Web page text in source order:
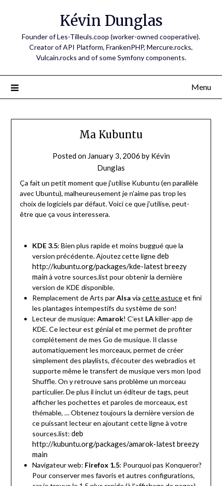
Kévin Dunglas
Founder of Les-Tilleuls.coop (worker-owned cooperative).
Creator of API Platform, FrankenPHP, Mercure.rocks,
Vulcain.rocks and of some Symfony components.
Menu
Ma Kubuntu
Posted on January 3, 2006 by Kévin
Dunglas
Ça fait un petit moment que j’utilise Kubuntu (en parallèle
avec Ubuntu), malheureusement je n’aime pas trop les
choix de logiciels par défaut. Voici ce que j’utilise, peut-
être que ça vous interessera.
KDE 3.5: Bien plus rapide et moins buggué que la
version précédente. Ajoutez cette lignedeb
http://kubuntu.org/packages/kde-latest breezy
mainà votre sources.list pour obtenir la dernière
version de KDE disponible.
Remplacement de Arts parAlsa via cette astuceet fini
les plantages intempestifs du système de son!
Lecteur de musique: Amarok! C’est LAkiller-app de
KDE. Ce lecteur est génial et me permet de profiter
complétement de mes Go de musique. Il classe
automatiquement les morceaux, permet de créer
simplement des playlists, d’écouter des webradios et
supporte même le transfert de musique vers mon Ipod
Shuffle. On y retrouve sans problème un morceau
particulier. De plus il inclut un éditeur de tags, peut
afficher les pochettes et paroles de morceaux, est
thémable, … Obtenez toujours la dernière version de
ce puissant lecteur en ajoutant cette ligne à votre
sources.list: deb
http://kubuntu.org/packages/amarok-latest breezy
main
Navigateur web: Firefox 1.5: Pourquoi pas Konqueror?
Pour conserver mes favoris et autres configurations,